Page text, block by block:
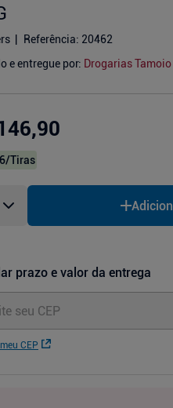
Referência: 20462
e entregue por: Drogarias Tamoio
/Tiras
prazo e valor da entrega
CEP